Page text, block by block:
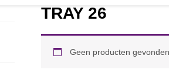
TRAY 26
Geen producten